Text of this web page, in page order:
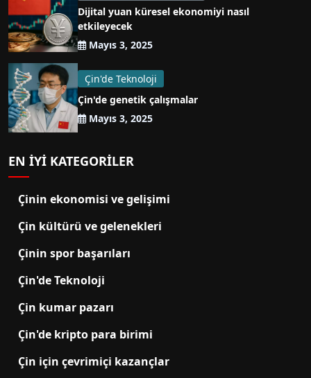
Dijital yuan küresel ekonomiyi nasıl
etkileyecek
Mayıs 3, 2025
Çin'de Teknoloji
Çin'de genetik çalışmalar
Mayıs 3, 2025
EN IYI KATEGORILER
Çinin ekonomisi ve gelişimi
Çin kültürü ve gelenekleri
Çinin spor başarıları
Çin'de Teknoloji
Çin kumar pazarı
Çin'de kripto para birimi
Çin için çevrimiçi kazançlar